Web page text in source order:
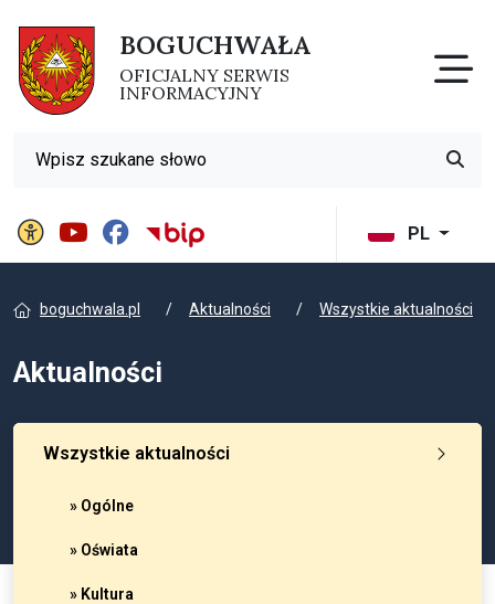
BOGUCHWAŁA
OFICJALNY SERWIS
INFORMACYJNY
PL
Panel ustawień witrynyBIP Gminy Boguchwała
Wyszukiwarka
boguchwala.pl Aktualności Wszystkie aktualności
Aktualności
Wszystkie aktualności
» Ogólne
» Oświata
» Kultura